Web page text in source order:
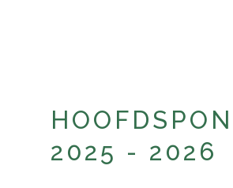
2025 - 2026